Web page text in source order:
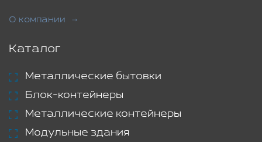
О компании
Каталог
Металлические бытовки
Блок-контейнеры
Металлические контейнеры
Модульные здания